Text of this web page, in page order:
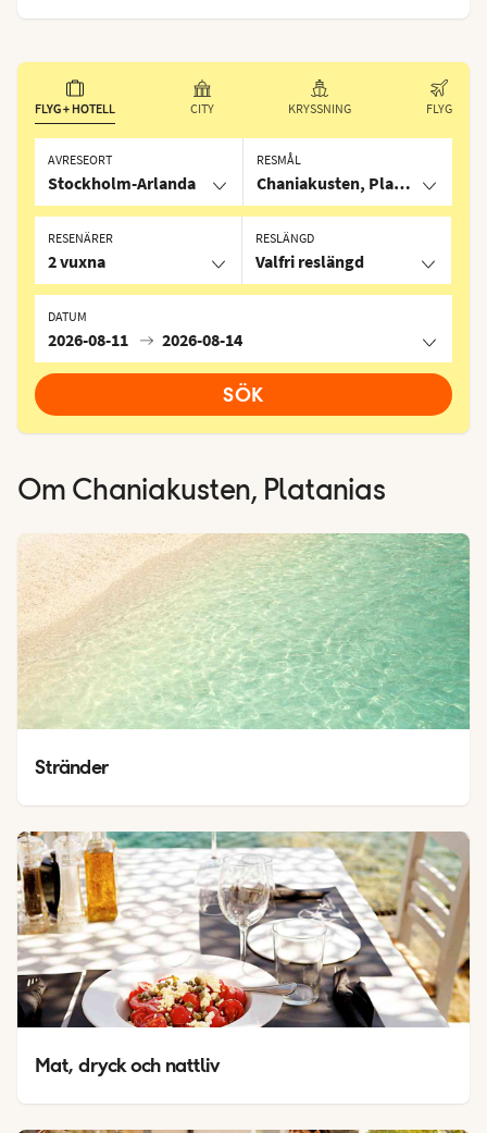
FLYG + HOTELL CITY KRYSSNING FLYG
AVRESEORT
Stockholm-Arlanda
RESMÅL
Chaniakusten, Platanias,
RESLÄNGD
Valfri reslängd
DATUM
2026-08-11 2026-08-14
RESENÄRER
2 vuxna
SÖK
Om Chaniakusten, Platanias
Stränder
Mat, dryck och nattliv